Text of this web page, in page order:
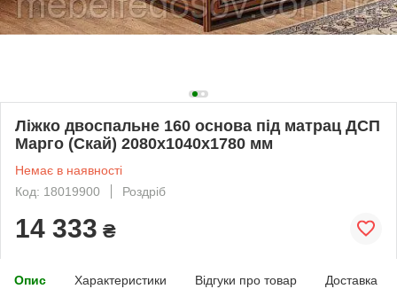
Ліжко двоспальне 160 основа під матрац ДСП
Марго (Скай) 2080х1040х1780 мм
Немає в наявності
Код: 18019900
Роздріб
14 333 ₴
Опис Характеристики Відгуки про товар Доставка